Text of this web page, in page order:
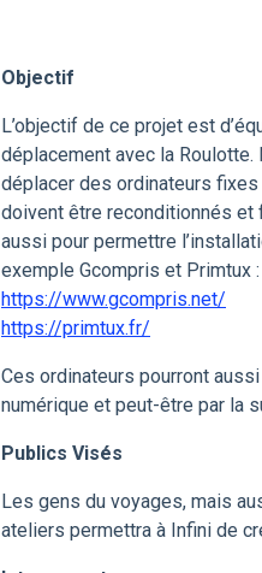
Objectif
L’objectif de ce projet est
déplacement avec la
déplacer des ordinateurs
doivent être reconditionnés et
aussi pour permettre
exemple Gcompris et Primtux :
https://www.gcompris.net/
https://primtux.fr/
Ces ordinateurs pourront
numérique et peut-être par la
Publics Visés
Les gens du voyages, mais
ateliers permettra à Infini de